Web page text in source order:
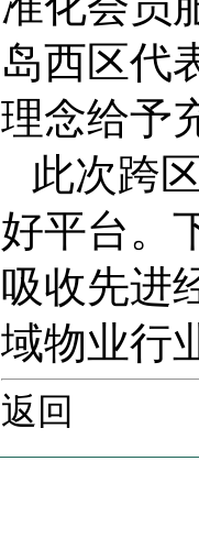
岛西区代
理念给予
此次跨
好平台。
吸收先进
域物业行
返回